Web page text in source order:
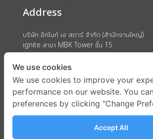
Address
บริษัท อิกไนท์ เอ สตาร์ จำกัด (สำนักงานใหญ่)
ignite สาขา MBK Tower ชั้น 15
ถนนพญาไท แขวงวังใหม่ เขตปทุมวัน กรุงเทพม
We use cookies
We use cookies to improve your
performance on our website. You
preferences by clicking "Change
Accept All